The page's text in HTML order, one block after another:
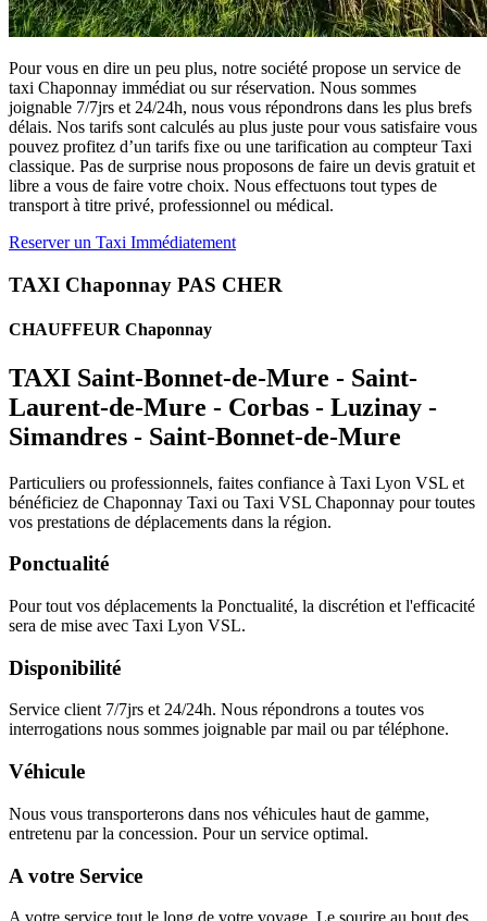
Pour vous en dire un peu plus, notre société propose un service de
taxi Chaponnay immédiat ou sur réservation. Nous sommes
joignable 7/7jrs et 24/24h, nous vous répondrons dans les plus brefs
délais. Nos tarifs sont calculés au plus juste pour vous satisfaire vous
pouvez profitez d’un tarifs fixe ou une tarification au compteur Taxi
classique. Pas de surprise nous proposons de faire un devis gratuit et
libre a vous de faire votre choix. Nous effectuons tout types de
transport à titre privé, professionnel ou médical.
Reserver un Taxi Immédiatement
TAXI Chaponnay PAS CHER
CHAUFFEUR Chaponnay
TAXI Saint-Bonnet-de-Mure - Saint-
Laurent-de-Mure - Corbas - Luzinay -
Simandres - Saint-Bonnet-de-Mure
Particuliers ou professionnels, faites confiance à Taxi Lyon VSL et
bénéficiez de Chaponnay Taxi ou Taxi VSL Chaponnay pour toutes
vos prestations de déplacements dans la région.
Ponctualité
Pour tout vos déplacements la Ponctualité, la discrétion et l'efficacité
sera de mise avec Taxi Lyon VSL.
Disponibilité
Service client 7/7jrs et 24/24h. Nous répondrons a toutes vos
interrogations nous sommes joignable par mail ou par téléphone.
Véhicule
Nous vous transporterons dans nos véhicules haut de gamme,
entretenu par la concession. Pour un service optimal.
A votre Service